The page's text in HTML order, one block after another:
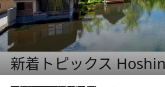
新着トピックス